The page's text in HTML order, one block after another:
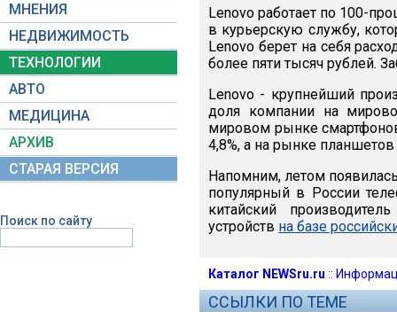
МНЕНИЯ
НЕДВИЖИМОСТЬ
ТЕХНОЛОГИИ
АВТО
МЕДИЦИНА
АРХИВ
СТАРАЯ ВЕРСИЯ
Поиск по сайту
Lenovo работает по 100-
в курьерскую службу,
Lenovo берет на себя
более пяти тысяч рублей.
Lenovo - крупнейший
доля компании на
мировом рынке
4,8%, а на рынке планшетов
Напомним, летом
популярный в России
китайский
устройств на базе
Каталог NEWSru.ru ::
ССЫЛКИ ПО ТЕМЕ